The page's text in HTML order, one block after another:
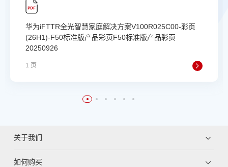
华为iFTTR全光智慧家庭解决方案V100R025C00-彩页
(26H1)-F50标准版产品彩页F50标准版产品彩页
20250926
1 页
关于我们
如何购买